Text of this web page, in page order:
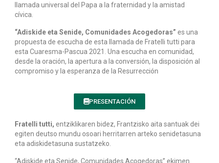
llamada universal del Papa a la fraternidad y la amistad
cívica.
“Adiskide eta Senide, Comunidades Acogedoras” es una
propuesta de escucha de esta llamada de Fratelli tutti para
esta Cuaresma-Pascua 2021. Una escucha en comunidad,
desde la oración, la apertura a la conversión, la disposición al
compromiso y la esperanza de la Resurrección
PRESENTACIÓN
Fratelli tutti, entziklikaren bidez, Frantzisko aita santuak dei
egiten deutso mundu osoari herritarren arteko senidetasuna
eta adiskidetasuna sustatzeko.
“Adiskide eta Senide, Comunidades Acogedoras” ekimen